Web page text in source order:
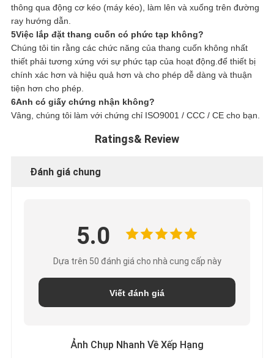
thông qua động cơ kéo (máy kéo), làm lên và xuống trên đường
ray hướng dẫn.
5Việc lắp đặt thang cuốn có phức tạp không?
Chúng tôi tin rằng các chức năng của thang cuốn không nhất
thiết phải tương xứng với sự phức tạp của hoạt động.để thiết bị
chính xác hơn và hiệu quả hơn và cho phép dễ dàng và thuận
tiện hơn cho phép.
6Anh có giấy chứng nhận không?
Vâng, chúng tôi làm với chứng chỉ ISO9001 / CCC / CE cho bạn.
Ratings& Review
Đánh giá chung
5.0
Dựa trên 50 đánh giá cho nhà cung cấp này
Viết đánh giá
Ảnh Chụp Nhanh Về Xếp Hạng